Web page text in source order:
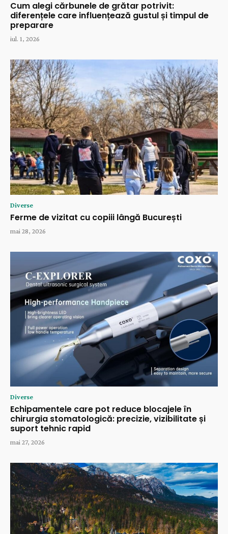
Cum alegi cărbunele de grătar potrivit:
diferențele care influențează gustul și timpul de
preparare
iul. 1, 2026
Diverse
Ferme de vizitat cu copiii lângă București
mai 28, 2026
Diverse
Echipamentele care pot reduce blocajele în
chirurgia stomatologică: precizie, vizibilitate și
suport tehnic rapid
mai 27, 2026